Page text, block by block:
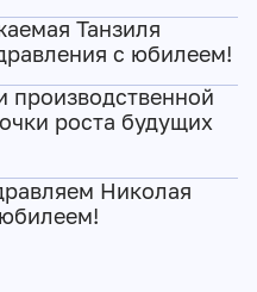
Танзиля
с юбилеем!
производственной
роста будущих
Николая